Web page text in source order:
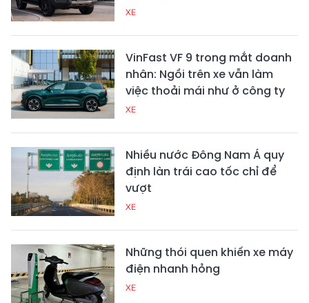
XE
VinFast VF 9 trong mắt doanh
nhân: Ngồi trên xe vẫn làm
việc thoải mái như ở công ty
XE
Nhiều nước Đông Nam Á quy
định làn trái cao tốc chỉ để
vượt
XE
Những thói quen khiến xe máy
điện nhanh hỏng
XE